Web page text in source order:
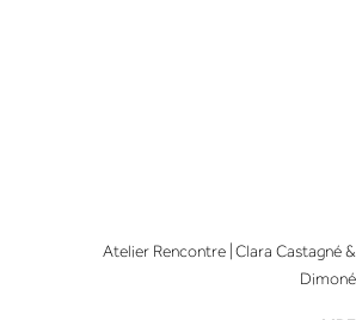
Atelier Rencontre | Clara Castagné &
Dimoné